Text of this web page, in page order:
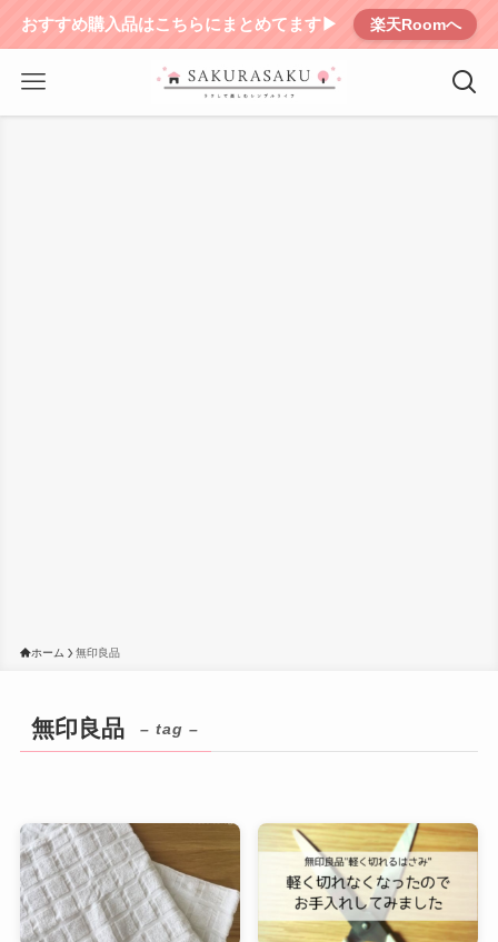
おすすめ購入品はこちらにまとめてます▶︎ 楽天Roomへ
ホーム 無印良品
無印良品 – tag –